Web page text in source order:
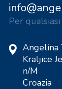
Per
Angelina
Kraljice
n/M
Croazia